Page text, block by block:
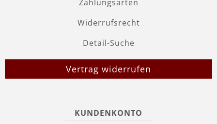
Zahlungsarten
Widerrufsrecht
Detail-Suche
Vertrag widerrufen
KUNDENKONTO